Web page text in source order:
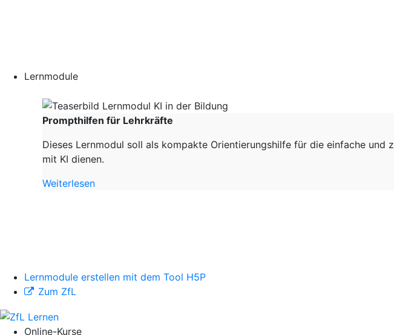
Lernmodule
Prompthilfen für Lehrkräfte
Dieses Lernmodul soll als kompakte Orientierungshilfe für die einfache
mit KI dienen.
Weiterlesen
Lernmodule erstellen mit dem Tool H5P
Zum ZfL
Online-Kurse